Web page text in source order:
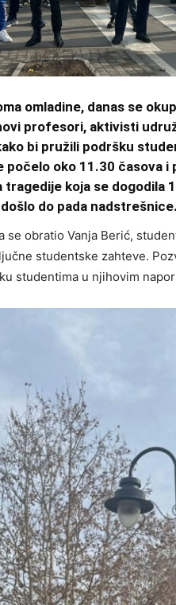
omladine, danas se
profesori, aktivisti
bi pružili podršku
počelo oko 11.30 časova
koja se dogodila
do pada
se obratio Vanja Berić,
studentske zahteve.
studentima u njihovim